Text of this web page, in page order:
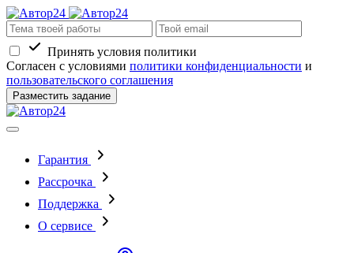
Принять условия политики
Согласен с условиями политики конфиденциальности и
пользовательского соглашения
Разместить задание
Гарантия
Рассрочка
Поддержка
О сервисе